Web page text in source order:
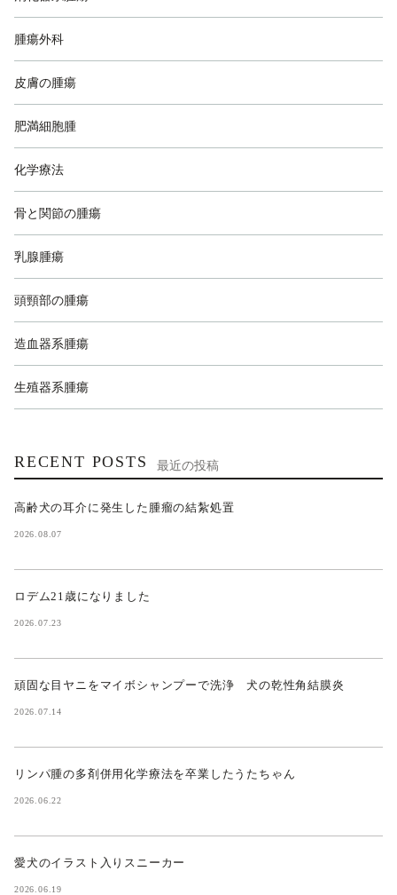
腫瘍外科
皮膚の腫瘍
肥満細胞腫
化学療法
骨と関節の腫瘍
乳腺腫瘍
頭頸部の腫瘍
造血器系腫瘍
生殖器系腫瘍
RECENT POSTS 最近の投稿
高齢犬の耳介に発生した腫瘤の結紮処置
2026.08.07
ロデム21歳になりました
2026.07.23
頑固な目ヤニをマイボシャンプーで洗浄 犬の乾性角結膜炎
2026.07.14
リンパ腫の多剤併用化学療法を卒業したうたちゃん
2026.06.22
愛犬のイラスト入りスニーカー
2026.06.19